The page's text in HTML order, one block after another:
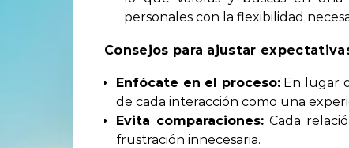
personales con la flexibilidad
Consejos para ajustar
Enfócate en el proceso:En lugar
de cada interacción como una
Evita comparaciones: Cada
frustración innecesaria.